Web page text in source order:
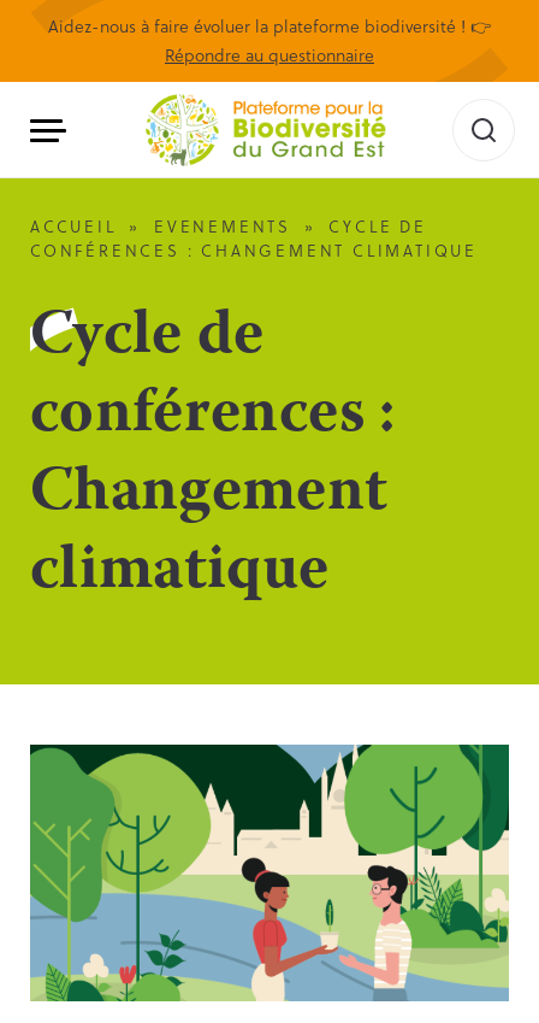
Aidez-nous à faire évoluer la plateforme biodiversité ! 👉
Répondre au questionnaire
ACCUEIL » EVENEMENTS »
CYCLE DE
CONFÉRENCES : CHANGEMENT CLIMATIQUE
Cycle de
conférences :
Changement
climatique